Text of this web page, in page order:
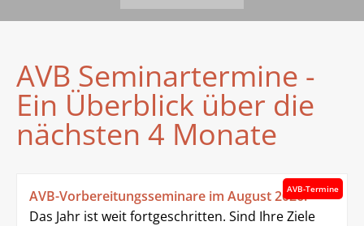
AVB Seminartermine -
Ein Überblick über die
nächsten 4 Monate
AVB-Termine
AVB-Vorbereitungsseminare im August 2026!
Das Jahr ist weit fortgeschritten. Sind Ihre Ziele